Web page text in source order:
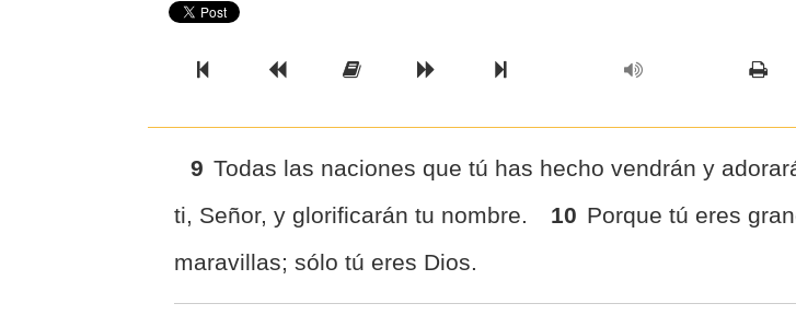
Previous BookPrevious Chapter
Read the Full Chapter
Next Chapter
Next Book
9 Todas las naciones que tú has hecho vendrán y
ti, Señor, y glorificarán tu nombre.
10 Porque tú eres
maravillas; sólo tú eres Dios.